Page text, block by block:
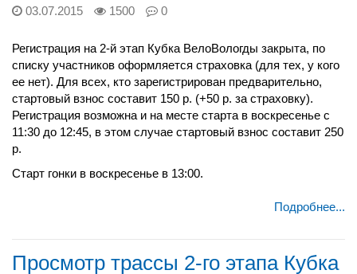
03.07.2015 1500 0
Регистрация на 2-й этап Кубка ВелоВологды закрыта, по
списку участников оформляется страховка (для тех, у кого
ее нет). Для всех, кто зарегистрирован предварительно,
стартовый взнос составит 150 р. (+50 р. за страховку).
Регистрация возможна и на месте старта в воскресенье с
11:30 до 12:45, в этом случае стартовый взнос составит 250
р.
Старт гонки в воскресенье в 13:00.
Подробнее...
Просмотр трассы 2-го этапа Кубка